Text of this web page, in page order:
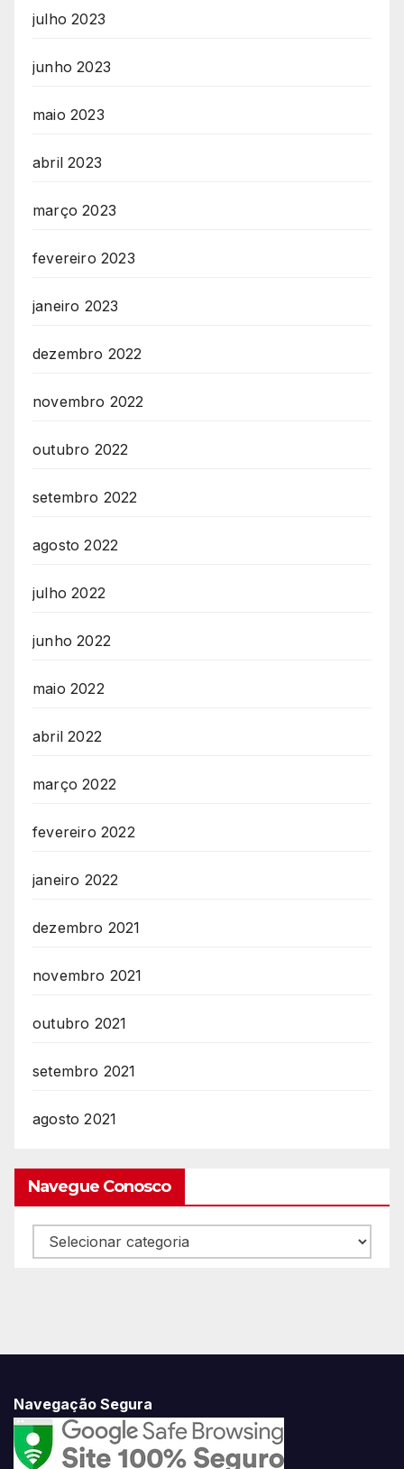
julho 2023
junho 2023
maio 2023
abril 2023
março 2023
fevereiro 2023
janeiro 2023
dezembro 2022
novembro 2022
outubro 2022
setembro 2022
agosto 2022
julho 2022
junho 2022
maio 2022
abril 2022
março 2022
fevereiro 2022
janeiro 2022
dezembro 2021
novembro 2021
outubro 2021
setembro 2021
agosto 2021
Navegue Conosco
Navegue
Conosco
Navegação Segura